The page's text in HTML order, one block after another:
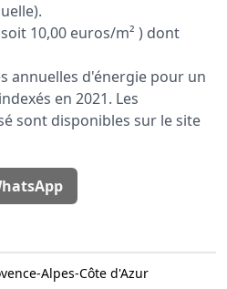
10,00 euros/m² ) dont
annuelles d'énergie pour un
en 2021. Les
sont disponibles sur le site
Alpes-Côte d'Azur